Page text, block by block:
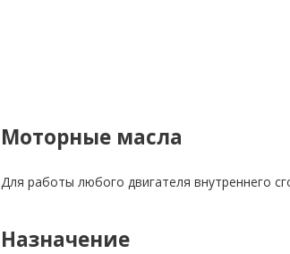
Моторные масла
Для работы любого двигателя внутреннего
Назначение